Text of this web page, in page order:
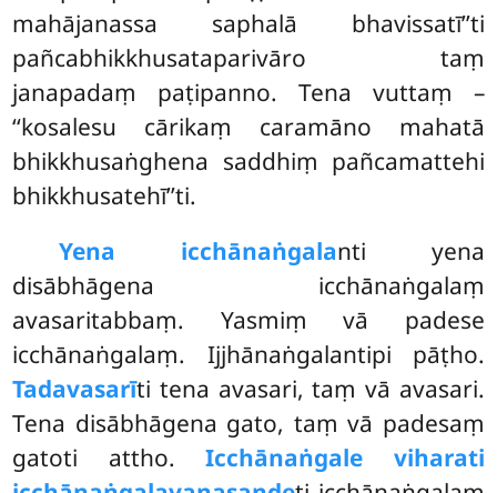
mahājanassa saphalā bhavissatī’’ti
pañcabhikkhusataparivāro taṃ
janapadaṃ paṭipanno. Tena vuttaṃ –
‘‘kosalesu cārikaṃ caramāno mahatā
bhikkhusaṅghena saddhiṃ pañcamattehi
bhikkhusatehī’’ti.
Yena icchānaṅgalanti yena
disābhāgena icchānaṅgalaṃ
avasaritabbaṃ. Yasmiṃ vā padese
icchānaṅgalaṃ. Ijjhānaṅgalantipi pāṭho.
Tadavasarīti tena avasari, taṃ vā avasari.
Tena disābhāgena gato, taṃ vā padesaṃ
gatoti attho.Icchānaṅgale viharati